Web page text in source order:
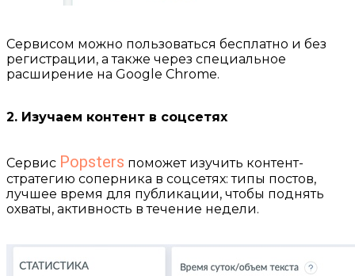
Сервисом можно пользоваться бесплатно и без
регистрации, а также через специальное
расширение на Google Chrome.
2. Изучаем контент в соцсетях
Сервис Popsters поможет изучить контент-
стратегию соперника в соцсетях: типы постов,
лучшее время для публикации, чтобы поднять
охваты, активность в течение недели.